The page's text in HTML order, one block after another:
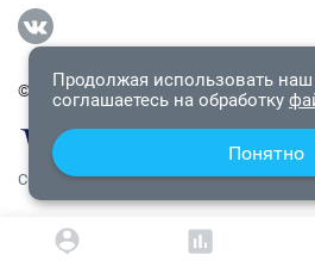
© 2009-2026 «Водолей Онлайн». Все
СОГЛАШЕНИЕ О
Продолжая использовать
соглашаетесь на обработку
Понятно